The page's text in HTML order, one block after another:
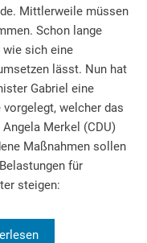
Mittlerweile müssen
Schon lange
sich eine
lässt. Nun hat
Gabriel eine
welcher das
Merkel (CDU)
Maßnahmen sollen
für
steigen: